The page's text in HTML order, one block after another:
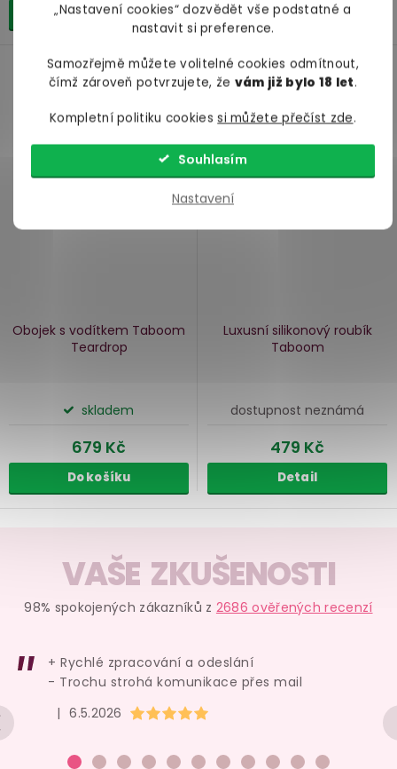
„Nastavení cookies“ dozvědět vše podstatné a
nastavit si preference.
Samozřejmě můžete volitelné cookies odmítnout,
čímž zároveň potvrzujete, že vám již bylo 18 let.
Kompletní politiku cookiessi můžete přečíst zde.
Nastavení
Souhlasím
Do košíku Detail
Obojek s vodítkem Taboom
Teardrop
skladem
679 Kč
Do košíku
Vegan
Luxusní silikonový roubík
Taboom
dostupnost neznámá
479 Kč
Detail
í
p
VAŠE ZKUŠENOSTI
98% spokojených zákazníků z 2686 ověřených recenzí
Hodnocení obchodu je 5 z 5 hvězdiček.
| 6.5.2026
+ Rychlé zpracování a odeslání
- Trochu strohá komunikace přes mail